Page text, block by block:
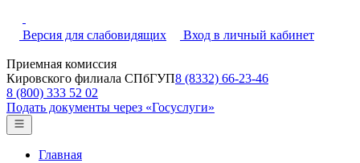
Версия для слабовидящих Вход в личный кабинет
Приемная комиссия
Кировского филиала СПбГУП8 (8332) 66-23-46
8 (800) 333 52 02
Подать документы через «Госуслуги»
Главная